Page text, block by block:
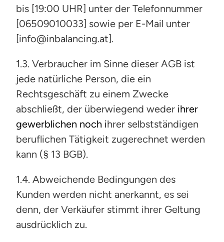
bis [19:00 UHR] unter der Telefonnummer
[06509010033] sowie per E-Mail unter
[info@inbalancing.at].
1.3. Verbraucher im Sinne dieser AGB ist
jede natürliche Person, die ein
Rechtsgeschäft zu einem Zwecke
abschließt, der überwiegend weder ihrer
gewerblichen noch ihrer selbstständigen
beruflichen Tätigkeit zugerechnet werden
kann (§ 13 BGB).
1.4. Abweichende Bedingungen des
Kunden werden nicht anerkannt, es sei
denn, der Verkäufer stimmt ihrer Geltung
ausdrücklich zu.